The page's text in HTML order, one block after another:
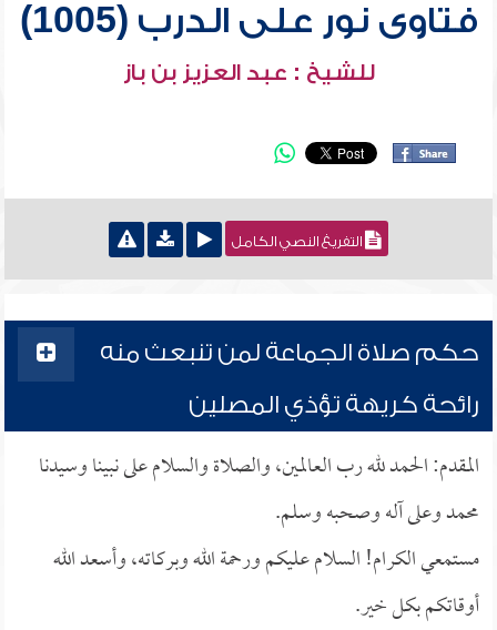
فتاوى نور على الدرب (1005)
للشيخ : عبد العزيز بن باز
التفريغ النصي الكامل
حكم صلاة الجماعة لمن تنبعث منه
رائحة كريهة تؤذي المصلين
المقدم: الحمد لله رب العالمين، والصلاة والسلام على نبينا وسيدنا
محمد وعلى آله وصحبه وسلم.
مستمعي الكرام! السلام عليكم ورحمة الله وبركاته، وأسعد الله
أوقاتكم بكل خير.